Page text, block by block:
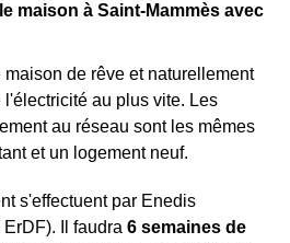
maison à Saint-Mammès avec
de rêve et naturellement
au plus vite. Les
au réseau sont les mêmes
et un logement neuf.
s'effectuent par Enedis
Il faudra 6 semaines de